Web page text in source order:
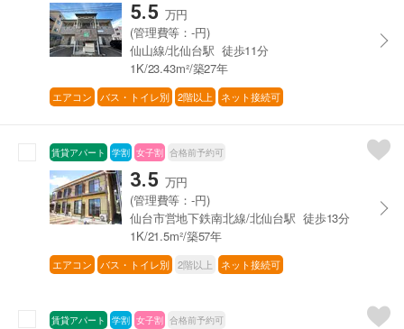
5.5 万円
(管理費等：-円)
仙山線/北仙台駅 徒歩11分
1K/23.43m²/築27年
エアコン バス・トイレ別 2階以上 ネット接続可
賃貸アパート 学割 女子割 合格前予約可
3.5 万円
(管理費等：-円)
仙台市営地下鉄南北線/北仙台駅 徒歩13分
1K/21.5m²/築57年
エアコン バス・トイレ別 2階以上 ネット接続可
賃貸アパート 学割 女子割 合格前予約可